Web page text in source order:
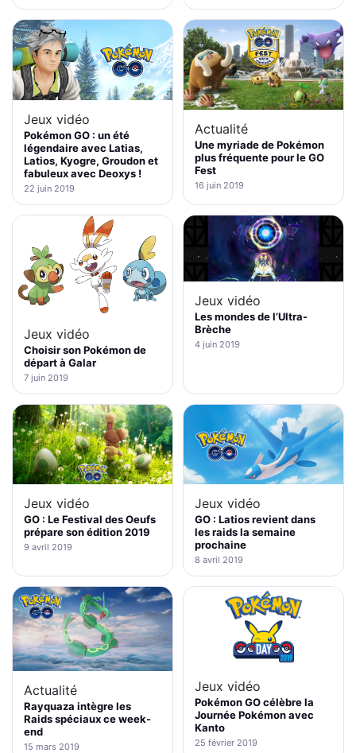
Jeux vidéo
Pokémon GO : un été
légendaire avec Latias,
Latios, Kyogre, Groudon et
fabuleux avec Deoxys !
22 juin 2019
Actualité
Une myriade de Pokémon
plus fréquente pour le GO
Fest
16 juin 2019
Jeux vidéo
Choisir son Pokémon de
départ à Galar
7 juin 2019
Jeux vidéo
Les mondes de l’Ultra-
Brèche
4 juin 2019
Jeux vidéo
GO : Le Festival des Oeufs
prépare son édition 2019
9 avril 2019
Jeux vidéo
GO : Latios revient dans
les raids la semaine
prochaine
8 avril 2019
Actualité
Rayquaza intègre les
Raids spéciaux ce week-
end
15 mars 2019
Jeux vidéo
Pokémon GO célèbre la
Journée Pokémon avec
Kanto
25 février 2019